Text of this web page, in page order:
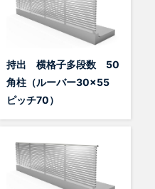
持出 横格子多段数 50
角柱（ルーバー30×55
ピッチ70）